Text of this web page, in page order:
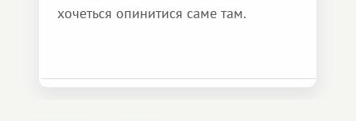
хочеться опинитися саме там.